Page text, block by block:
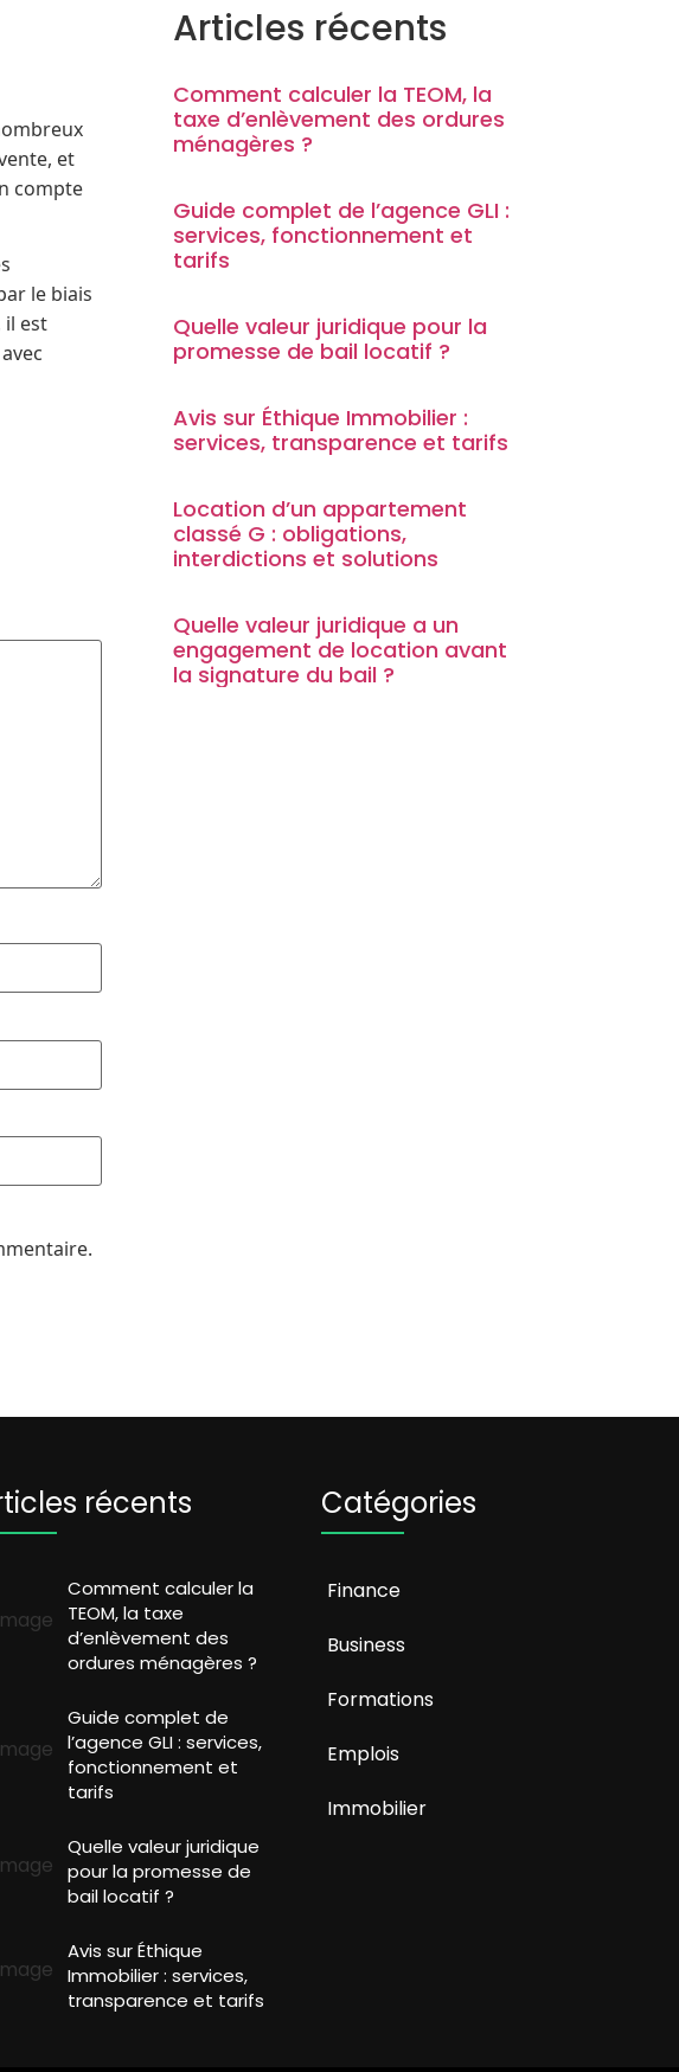
et
compte
le biais
il est
Articles récents
Comment calculer la TEOM, la
taxe d’enlèvement des ordures
ménagères ?
Guide complet de l’agence GLI :
services, fonctionnement et
tarifs
Quelle valeur juridique pour la
promesse de bail locatif ?
Avis sur Éthique Immobilier :
services, transparence et tarifs
Location d’un appartement
classé G : obligations,
interdictions et solutions
Quelle valeur juridique a un
engagement de location avant
la signature du bail ?
récents
Comment calculer la
TEOM, la taxe
d’enlèvement des
ordures ménagères ?
Guide complet de
l’agence GLI : services,
fonctionnement et
tarifs
Quelle valeur juridique
pour la promesse de
bail locatif ?
Avis sur Éthique
Immobilier : services,
transparence et tarifs
Catégories
Finance
Business
Formations
Emplois
Immobilier